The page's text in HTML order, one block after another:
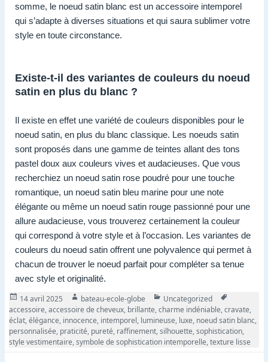
somme, le noeud satin blanc est un accessoire intemporel
qui s’adapte à diverses situations et qui saura sublimer votre
style en toute circonstance.
Existe-t-il des variantes de couleurs du noeud
satin en plus du blanc ?
Il existe en effet une variété de couleurs disponibles pour le
noeud satin, en plus du blanc classique. Les noeuds satin
sont proposés dans une gamme de teintes allant des tons
pastel doux aux couleurs vives et audacieuses. Que vous
recherchiez un noeud satin rose poudré pour une touche
romantique, un noeud satin bleu marine pour une note
élégante ou même un noeud satin rouge passionné pour une
allure audacieuse, vous trouverez certainement la couleur
qui correspond à votre style et à l’occasion. Les variantes de
couleurs du noeud satin offrent une polyvalence qui permet à
chacun de trouver le noeud parfait pour compléter sa tenue
avec style et originalité.
Publié
le
14 avril 2025 Auteur
bateau-ecole-globe Catégories
Uncategorized
accessoire,accessoire de cheveux, brillante,charme indéniable,cravate,
éclat,élégance, innocence, intemporel, lumineuse, luxe, noeud satin blanc,
personnalisée, praticité, pureté, raffinement,silhouette,sophistication,
style vestimentaire,symbole de sophistication intemporelle,texture lisse